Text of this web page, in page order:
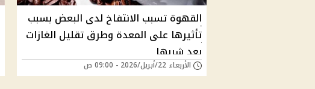
القهوة تسبب الانتفاخ لدى البعض بسبب
تأثيرها على المعدة وطرق تقليل الغازات
بعد شربها
الأربعاء 22/أبريل/2026 - 09:00 ص